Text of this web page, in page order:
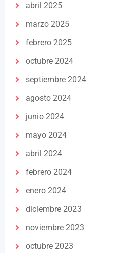
abril 2025
marzo 2025
febrero 2025
octubre 2024
septiembre 2024
agosto 2024
junio 2024
mayo 2024
abril 2024
febrero 2024
enero 2024
diciembre 2023
noviembre 2023
octubre 2023